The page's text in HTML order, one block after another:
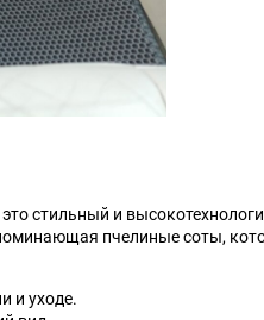
стильный и
пчелиные соты,
и уходе.